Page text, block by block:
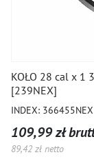
KOŁO 28 cal x 1
[239NEX]
INDEX: 366455NEX
109,99 zł
89,42 zł netto